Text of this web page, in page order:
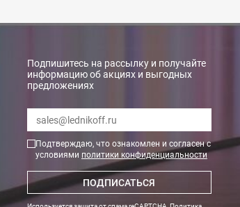
Подпишитесь на рассылку и получайте
информацию об акциях и выгодных
предложениях
Подтверждаю, что ознакомлен и согласен с
условиями политики конфиденциальности
ПОДПИСАТЬСЯ